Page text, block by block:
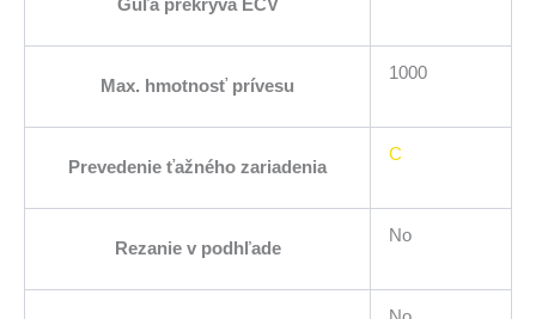
Guľa prekrýva EČV
Max. hmotnosť prívesu
1000
Prevedenie ťažného zariadenia
C
Rezanie v podhľade
No